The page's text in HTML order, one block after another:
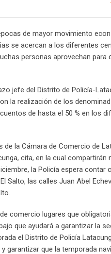
de mayor movimiento
se acercan a los diferentes
personas aprovechan para
jefe del Distrito de Policía-
la realización de los
de hasta el 50 % en los
la Cámara de Comercio de
cita, en la cual compartirán
la Policía espera contar
las calles Juan Abel
comercio lugares que
que ayudará a garantizar la
el Distrito de Policía
que la temporada